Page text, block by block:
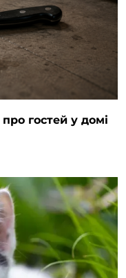
гостей у домі